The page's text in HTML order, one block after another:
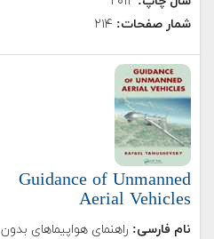
شمار صفحات:
Guidance of Unmanned
Aerial Vehicles
نام فارسی: راهنمای هواپیماهای بدون